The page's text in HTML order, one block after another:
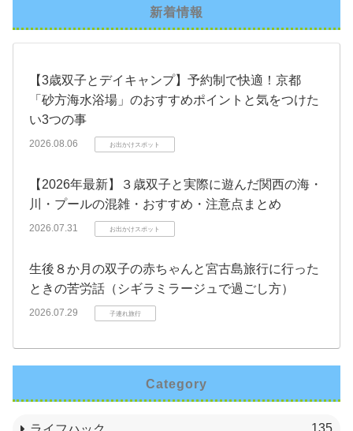
新着情報
【3歳双子とデイキャンプ】予約制で快適！京都
「砂方海水浴場」のおすすめポイントと気をつけた
い3つの事
2026.08.06 お出かけスポット
【2026年最新】３歳双子と実際に遊んだ関西の海・
川・プールの混雑・おすすめ・注意点まとめ
2026.07.31 お出かけスポット
生後８か月の双子の赤ちゃんと宮古島旅行に行った
ときの苦労話（シギラミラージュで過ごし方）
2026.07.29 子連れ旅行
Category
135